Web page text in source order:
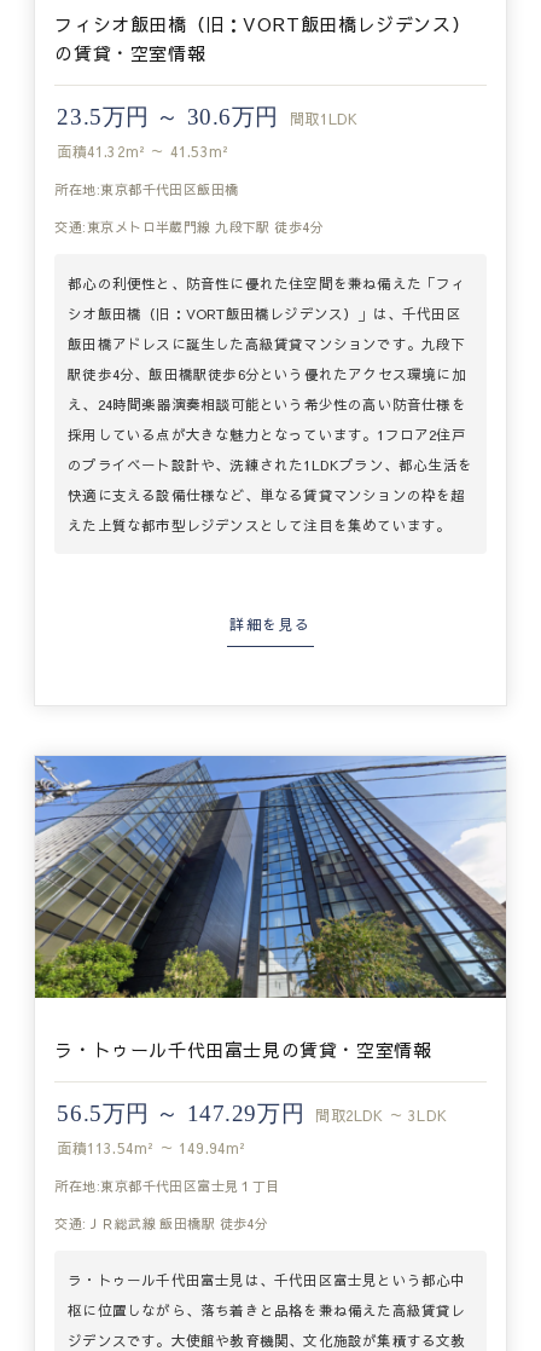
フィシオ飯田橋（旧：VORT飯田橋レジデンス）
の賃貸・空室情報
23.5万円 ～ 30.6万円 間取1LDK
面積41.32m² ～ 41.53m²
所在地:東京都千代田区飯田橋
交通:東京メトロ半蔵門線 九段下駅 徒歩4分
都心の利便性と、防音性に優れた住空間を兼ね備えた「フィ
シオ飯田橋（旧：VORT飯田橋レジデンス）」は、千代田区
飯田橋アドレスに誕生した高級賃貸マンションです。九段下
駅徒歩4分、飯田橋駅徒歩6分という優れたアクセス環境に加
え、24時間楽器演奏相談可能という希少性の高い防音仕様を
採用している点が大きな魅力となっています。1フロア2住戸
のプライベート設計や、洗練された1LDKプラン、都心生活を
快適に支える設備仕様など、単なる賃貸マンションの枠を超
えた上質な都市型レジデンスとして注目を集めています。
詳細を見る
ラ・トゥール千代田富士見の賃貸・空室情報
56.5万円 ～ 147.29万円 間取2LDK ～ 3LDK
面積113.54m² ～ 149.94m²
所在地:東京都千代田区富士見１丁目
交通:ＪＲ総武線 飯田橋駅 徒歩4分
ラ・トゥール千代田富士見は、千代田区富士見という都心中
枢に位置しながら、落ち着きと品格を兼ね備えた高級賃貸レ
ジデンスです。大使館や教育機関、文化施設が集積する文教